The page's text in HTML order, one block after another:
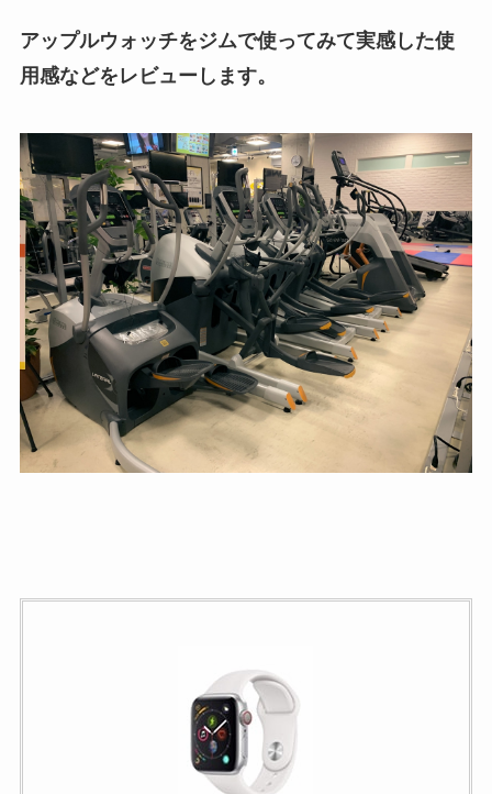
アップルウォッチをジムで使ってみて実感した使
用感などをレビューします。